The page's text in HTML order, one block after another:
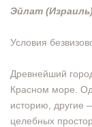
Эйлат
Условия
Древнейший
Красном море.
историю, другие
целебных